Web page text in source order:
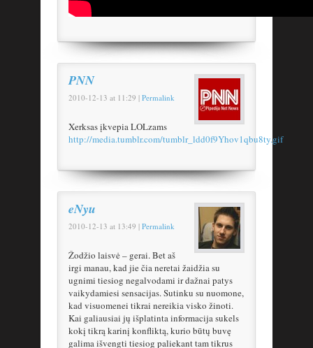
PNN
2010-12-13 at 11:29 | Permalink
Xerksas įkvepia LOLzams
http://media.tumblr.com/tumblr_ldd0f9Yhov1qbu8ty.gif
eNyu
2010-12-13 at 13:49 | Permalink
Žodžio laisvė – gerai. Bet aš
irgi manau, kad jie čia neretai žaidžia su
ugnimi tiesiog negalvodami ir dažnai patys
vaikydamiesi sensacijas. Sutinku su nuomone,
kad visuomenei tikrai nereikia visko žinoti.
Kai galiausiai jų išplatinta informacija sukels
kokį tikrą karinį konfliktą, kurio būtų buvę
galima išvengti tiesiog paliekant tam tikrus